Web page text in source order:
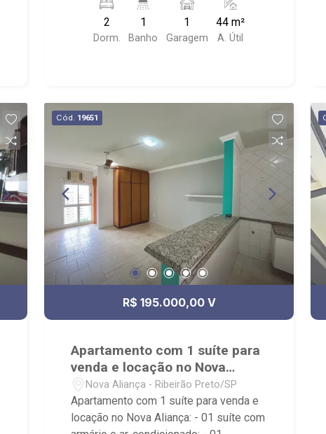
Balões; - Condomínio com: Piscina, área
verde, academia, portaria 24h, quadra
esportiva, salão de festas, corrimão,
2
Dorm.
1
Banho
1
Garagem
44 m²
A. Útil
Cód. 19651
R$ 195.000,00 V
Apartamento com 1 suíte para
venda e locação no Nova
Aliança
Nova Aliança - Ribeirão Preto/SP
Apartamento com 1 suíte para venda e
locação no Nova Aliança: - 01 suíte com